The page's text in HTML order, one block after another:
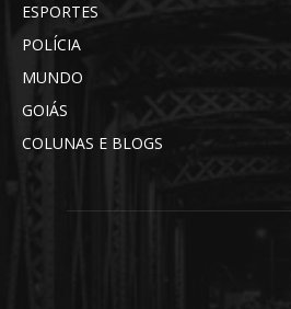
ESPORTES
POLÍCIA
MUNDO
GOIÁS
COLUNAS E BLOGS